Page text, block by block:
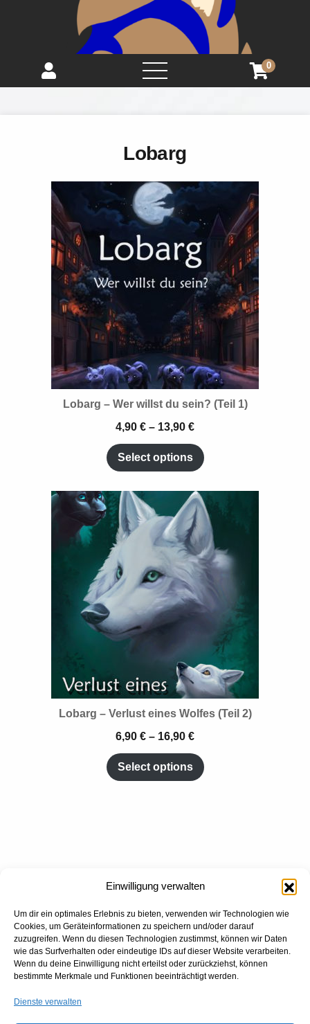
Einwilligung verwalten
Um dir ein optimales Erlebnis zu bieten, verwenden wir Technologien wie
Cookies, um Geräteinformationen zu speichern und/oder darauf
zuzugreifen. Wenn du diesen Technologien zustimmst, können wir Daten
wie das Surfverhalten oder eindeutige IDs auf dieser Website verarbeiten.
Wenn du deine Einwilligung nicht erteilst oder zurückziehst, können
bestimmte Merkmale und Funktionen beeinträchtigt werden.
Dienste verwalten
open
menu
0
Lobarg
Lobarg – Wer willst du sein? (Teil 1)
4,90 € – 13,90 €
Select options
Lobarg – Verlust eines Wolfes (Teil 2)
6,90 € – 16,90 €
Select options